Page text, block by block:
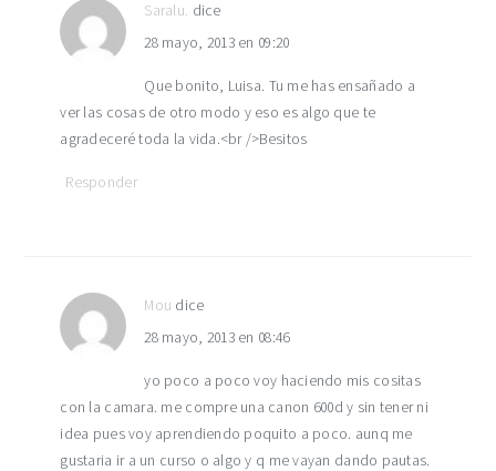
Saralu. dice
28 mayo, 2013 en 09:20
Que bonito, Luisa. Tu me has ensañado a
ver las cosas de otro modo y eso es algo que te
agradeceré toda la vida.<br />Besitos
Responder
Mou dice
28 mayo, 2013 en 08:46
yo poco a poco voy haciendo mis cositas
con la camara. me compre una canon 600d y sin tener ni
idea pues voy aprendiendo poquito a poco. aunq me
gustaria ir a un curso o algo y q me vayan dando pautas.